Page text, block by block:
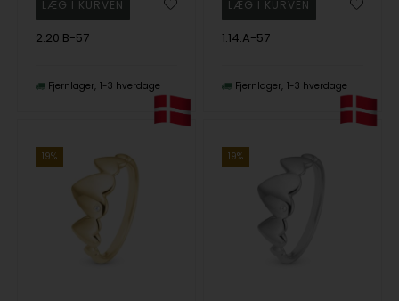
2.20.B-57
Fjernlager 1-3 hverdage
1.14.A-57
Fjernlager 1-3 hverdage
19% 19%